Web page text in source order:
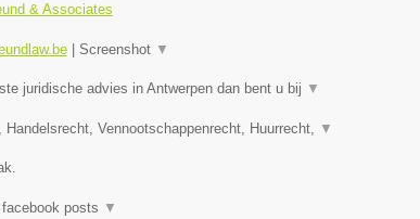
& Associates
| Screenshot ▼
juridische advies in Antwerpen dan bent u bij ▼
Vennootschappenrecht, Huurrecht, ▼
posts ▼